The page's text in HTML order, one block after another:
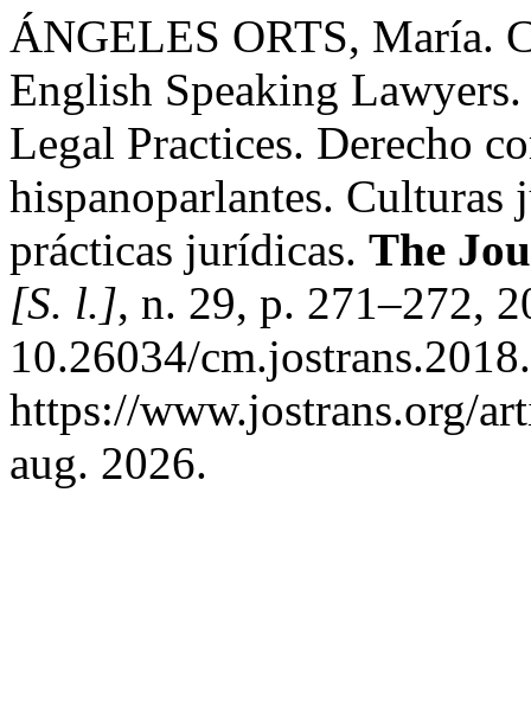
ÁNGELES ORTS, María.
English Speaking
Legal Practices. Derecho
hispanoparlantes.
prácticas jurídicas. The
[S. l.], n. 29, p. 271–272,
10.26034/
https://www.jostrans.org/
aug. 2026.